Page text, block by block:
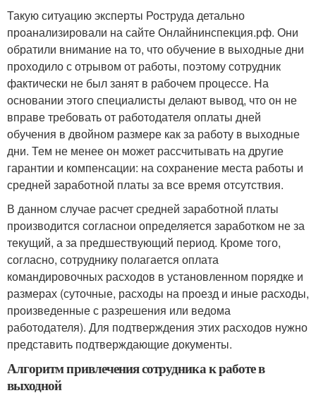
Такую ситуацию эксперты Роструда детально
проанализировали на сайте Онлайнинспекция.рф. Они
обратили внимание на то, что обучение в выходные дни
проходило с отрывом от работы, поэтому сотрудник
фактически не был занят в рабочем процессе. На
основании этого специалисты делают вывод, что он не
вправе требовать от работодателя оплаты дней
обучения в двойном размере как за работу в выходные
дни. Тем не менее он может рассчитывать на другие
гарантии и компенсации: на сохранение места работы и
средней заработной платы за все время отсутствия.
В данном случае расчет средней заработной платы
производится согласнои определяется заработком не за
текущий, а за предшествующий период. Кроме того,
согласно, сотруднику полагается оплата
командировочных расходов в установленном порядке и
размерах (суточные, расходы на проезд и иные расходы,
произведенные с разрешения или ведома
работодателя). Для подтверждения этих расходов нужно
представить подтверждающие документы.
Алгоритм привлечения сотрудника к работе в
выходной